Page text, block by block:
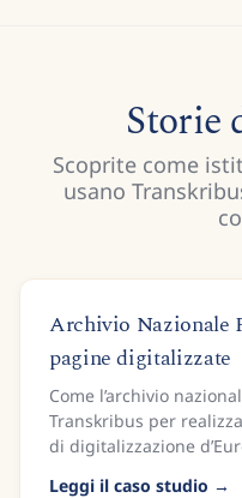
Storie
Scoprite come
usano
Archivio Nazionale
pagine digitalizzate
Come l’archivio
Transkribus per
di digitalizzazione
Leggi il caso studio